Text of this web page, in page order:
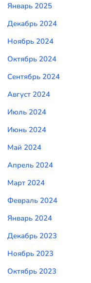
Январь 2025
Декабрь 2024
Ноябрь 2024
Октябрь 2024
Сентябрь 2024
Август 2024
Июль 2024
Июнь 2024
Май 2024
Апрель 2024
Март 2024
Февраль 2024
Январь 2024
Декабрь 2023
Ноябрь 2023
Октябрь 2023